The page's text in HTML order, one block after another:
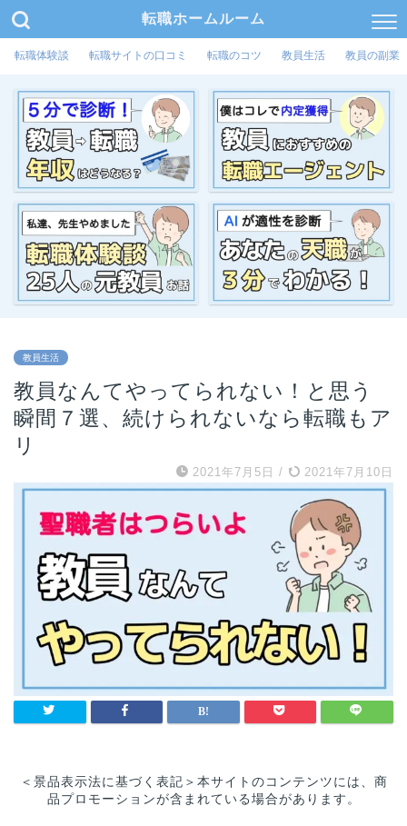
転職ホームルーム
転職体験談 転職サイトの口コミ 転職のコツ 教員生活 教員の副業
教員生活
教員なんてやってられない！と思う
瞬間７選、続けられないなら転職もア
リ
2021年7月5日 / 2021年7月10日
＜景品表示法に基づく表記＞本サイトのコンテンツには、商
品プロモーションが含まれている場合があります。